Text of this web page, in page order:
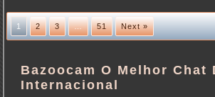
1 2 3 … 51 Next »
Bazoocam O Melhor Chat
Internacional